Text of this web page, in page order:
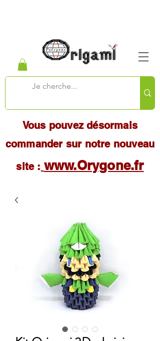
Vous pouvez désormais
commander sur notre nouveau
site : www.Orygone.fr